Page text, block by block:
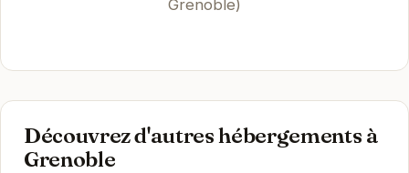
Grenoble)
Découvrez d'autres hébergements à
Grenoble